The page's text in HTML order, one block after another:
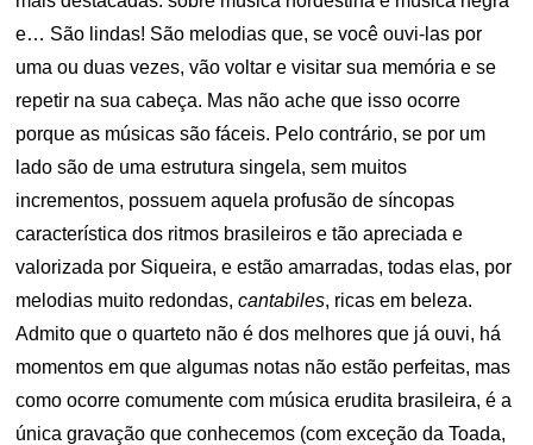
e… São lindas! São melodias que, se você ouvi-las por
uma ou duas vezes, vão voltar e visitar sua memória e se
repetir na sua cabeça. Mas não ache que isso ocorre
porque as músicas são fáceis. Pelo contrário, se por um
lado são de uma estrutura singela, sem muitos
incrementos, possuem aquela profusão de síncopas
característica dos ritmos brasileiros e tão apreciada e
valorizada por Siqueira, e estão amarradas, todas elas, por
melodias muito redondas,cantabiles, ricas em beleza.
Admito que o quarteto não é dos melhores que já ouvi, há
momentos em que algumas notas não estão perfeitas, mas
como ocorre comumente com música erudita brasileira, é a
única gravação que conhecemos (com exceção da Toada,